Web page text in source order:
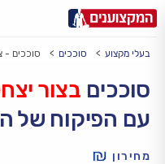
עירעיר: תל אביב, חיפה…
בעלי מקצוע סוככים סוככים -
סוככים בצור
עם הפיקוח של
מחירון